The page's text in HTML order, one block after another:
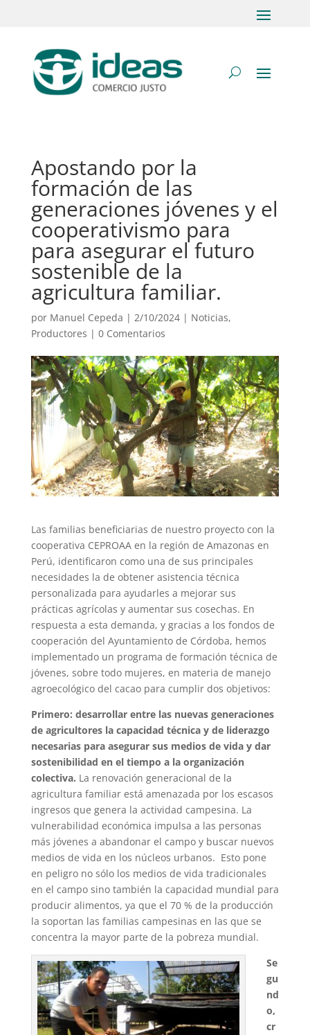
Apostando por la
formación de las
generaciones jóvenes y el
cooperativismo para
para asegurar el futuro
sostenible de la
agricultura familiar.
por Manuel Cepeda | 2/10/2024 | Noticias,
Productores | 0 Comentarios
Las familias beneficiarias de nuestro proyecto con la
cooperativa CEPROAA en la región de Amazonas en
Perú, identificaron como una de sus principales
necesidades la de obtener asistencia técnica
personalizada para ayudarles a mejorar sus
prácticas agrícolas y aumentar sus cosechas. En
respuesta a esta demanda, y gracias a los fondos de
cooperación del Ayuntamiento de Córdoba, hemos
implementado un programa de formación técnica de
jóvenes, sobre todo mujeres, en materia de manejo
agroecológico del cacao para cumplir dos objetivos:
Primero: desarrollar entre las nuevas generaciones
de agricultores la capacidad técnica y de liderazgo
necesarias para asegurar sus medios de vida y dar
sostenibilidad en el tiempo a la organización
colectiva. La renovación generacional de la
agricultura familiar está amenazada por los escasos
ingresos que genera la actividad campesina. La
vulnerabilidad económica impulsa a las personas
más jóvenes a abandonar el campo y buscar nuevos
medios de vida en los núcleos urbanos. Esto pone
en peligro no sólo los medios de vida tradicionales
en el campo sino también la capacidad mundial para
producir alimentos, ya que el 70 % de la producción
la soportan las familias campesinas en las que se
concentra la mayor parte de la pobreza mundial.
Se
gu
nd
o,
cr